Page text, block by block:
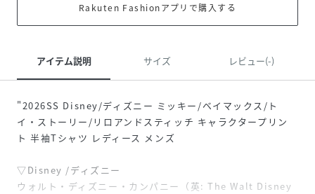
Rakuten Fashionアプリで購入する
アイテム説明 サイズ レビュー(-)
"2026SS Disney/ディズニー ミッキー/ベイマックス/ト
イ・ストーリー/リロアンドスティッチ キャラクタープリン
ト 半袖Tシャツ レディース メンズ
▽Disney /ディズニー
ウォルト・ディズニー・カンパニー（英: The Walt Disney